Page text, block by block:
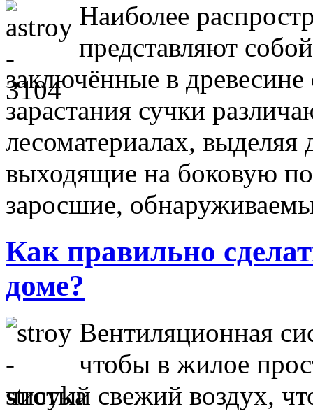
Наиболее
представляют
заключённые в
зарастания сучки
лесоматериалах, выделяя
выходящие на боковую
заросшие,
Как правильно
доме?
Вентиляционная
чтобы в жилое
чистый свежий воздух,